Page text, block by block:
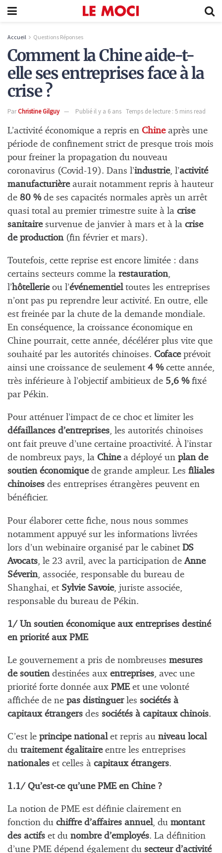
Accueil Questions Réponses
Comment la Chine aide-t-
elle ses entreprises face à la
crise ?
ParChristine Gilguy Publié il y a 6 ans Temps de lecture : 5 mins read
L’activité économique a repris en Chineaprès une
période de confinement strict de presque trois mois
pour freiner la propagation du nouveau
coronavirus (Covid-19). Dans l’industrie, l’activité
manufacturièreaurait notamment repris à hauteur
de 80 %de ses capacités normales après un arrêt
quasi total au premier trimestre suite à la crise
sanitairesurvenue de janvier à mars et à la crise
de production(fin février et mars).
Toutefois, cette reprise est encore limitée : dans
certains secteurs comme la restauration,
l’hôtellerie ou l’événementieltoutes les entreprises
n’ont pas pu reprendre leur activité. En outre, elle
est freinée par la chute de la demande mondiale.
En conséquence, la croissance économique en
Chine pourrait, cette année, décélérer plus vite que
souhaité par les autorités chinoises. Cofaceprévoit
ainsi une croissance de seulement 4 %cette année,
très inférieure à l’objectif ambitieux de 5,6 %fixé
par Pékin.
Pour atténuer l’impact de ce choc et limiter les
défaillances d’entreprises, les autorités chinoises
ont fait preuve d’une certaine proactivité. À l’instar
de nombreux pays, la Chine a déployé un plan de
soutien économiquede grande ampleur. Les filiales
chinoises des entreprises étrangères peuvent en
bénéficier.
Pour élaborer cette fiche, nous nous sommes
notamment appuyé sur les informations livrées
lors d’un webinaire organisé par le cabinet DS
Avocats , le 23 avril, avec la participation de Anne
Séverin, associée, responsable du bureau de
Shanghai, et Sylvie Savoie, juriste associée,
responsable du bureau de Pékin.
1/ Un soutien économique aux entreprises destiné
en priorité aux PME
Le gouvernement a pris de nombreuses mesures
de soutiendestinées aux entreprises, avec une
priorité forte donnée aux PMEet une volonté
affichée de ne pas distinguerles sociétés à
capitaux étrangers des sociétés à capitaux chinois.
C’est le principe nationalet repris au niveau local
du traitement égalitaireentre les entreprises
nationales et celles à capitaux étrangers.
1.1/ Qu’est-ce qu’une PME en Chine ?
La notion de PME est définie clairement en
fonction du chiffre d’affaires annuel, du montant
des actifs et du nombre d’employés. La définition
d’une PME dépend également du secteur d’activité